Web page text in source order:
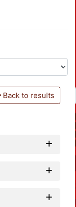
Back to results